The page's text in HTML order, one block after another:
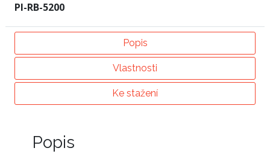
PI-RB-5200
Popis
Vlastnosti
Ke stažení
Popis